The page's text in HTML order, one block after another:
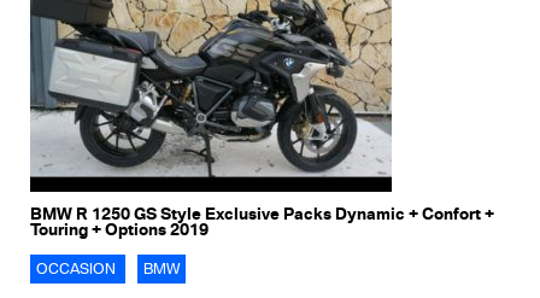
BMW R 1250 GS Style Exclusive Packs Dynamic + Confort +
Touring + Options 2019
OCCASION BMW